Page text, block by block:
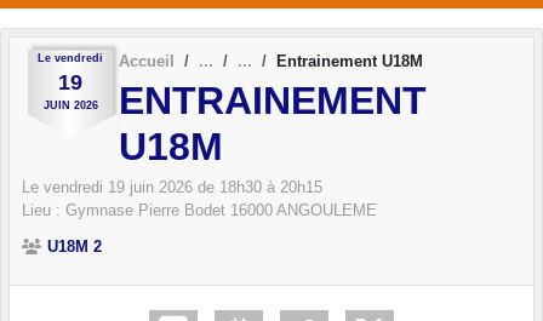
Le vendredi
19
JUIN 2026
Accueil Entrainement U18M
ENTRAINEMENT
U18M
Le vendredi 19 juin 2026 de 18h30 à 20h15
Lieu : Gymnase Pierre Bodet 16000 ANGOULEME
U18M 2